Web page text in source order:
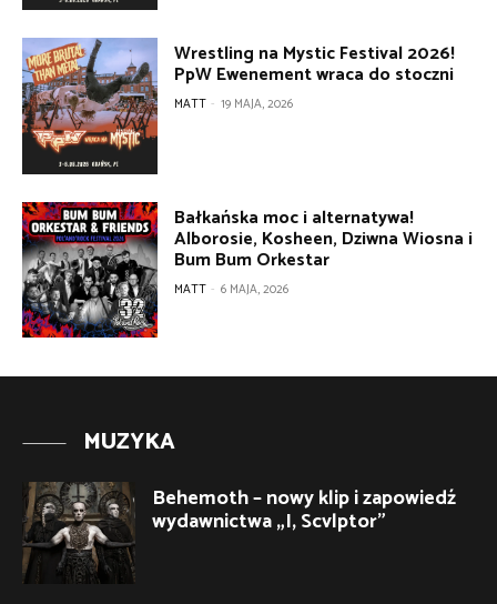
Wrestling na Mystic Festival 2026!
PpW Ewenement wraca do stoczni
MATT - 19 MAJA, 2026
Bałkańska moc i alternatywa!
Alborosie, Kosheen, Dziwna Wiosna i
Bum Bum Orkestar
MATT - 6 MAJA, 2026
MUZYKA
Behemoth – nowy klip i zapowiedź
wydawnictwa „I, Scvlptor”